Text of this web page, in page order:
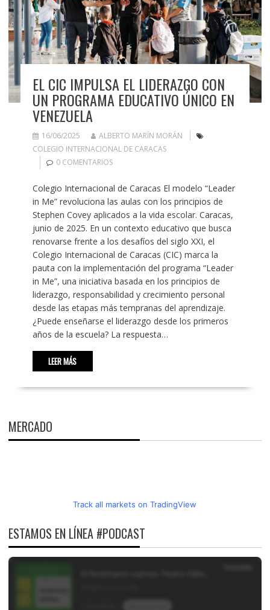
EL CIC IMPULSA EL LIDERAZGO CON
UN PROGRAMA EDUCATIVO ÚNICO EN
VENEZUELA
16/06/2025
ALBERTO MARÍN MORÁN
COLEGIO INTERNACIONAL DE CARACAS
0 COMENTARIOS
Colegio Internacional de Caracas El modelo “Leader
in Me” revoluciona las aulas con los principios de
Stephen Covey aplicados a la vida escolar. Caracas,
junio de 2025. En un contexto educativo que busca
renovarse frente a los desafíos del siglo XXI, el
Colegio Internacional de Caracas (CIC) marca la
pauta con la implementación del programa “Leader
in Me”, una iniciativa basada en los principios de
liderazgo, responsabilidad y crecimiento personal
desde las etapas más tempranas del aprendizaje.
¿Puede enseñarse el liderazgo desde los primeros
años de la escuela? La respuesta…
LEER MÁS
MERCADO
Track all markets on TradingView
ESTAMOS EN LÍNEA #PODCAST